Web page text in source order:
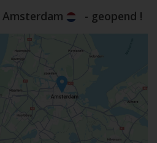
Amsterdam - geopend !